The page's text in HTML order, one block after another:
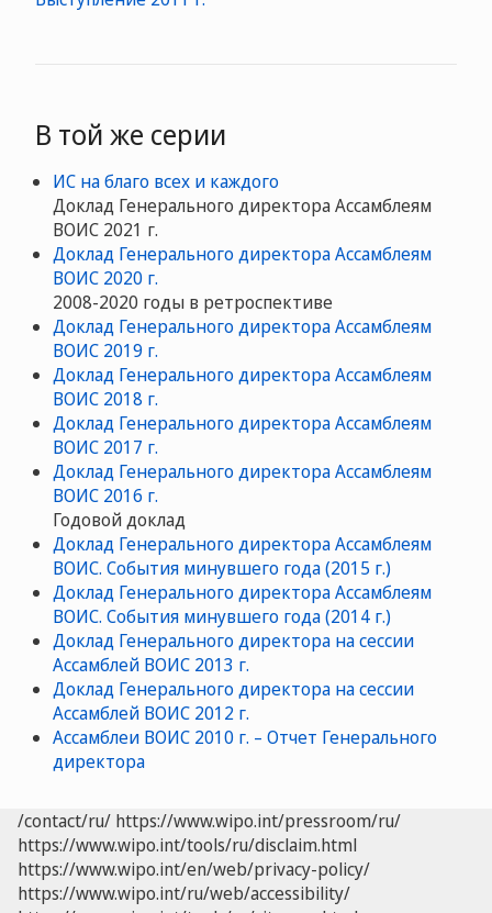
В той же серии
ИС на благо всех и каждого
Доклад Генерального директора Ассамблеям
ВОИС 2021 г.
Доклад Генерального директора Ассамблеям
ВОИС 2020 г.
2008-2020 годы в ретроспективе
Доклад Генерального директора Ассамблеям
ВОИС 2019 г.
Доклад Генерального директора Ассамблеям
ВОИС 2018 г.
Доклад Генерального директора Ассамблеям
ВОИС 2017 г.
Доклад Генерального директора Ассамблеям
ВОИС 2016 г.
Годовой доклад
Доклад Генерального директора Ассамблеям
ВОИС. События минувшего года (2015 г.)
Доклад Генерального директора Ассамблеям
ВОИС. События минувшего года (2014 г.)
Доклад Генерального директора на сессии
Ассамблей ВОИС 2013 г.
Доклад Генерального директора на сессии
Ассамблей ВОИС 2012 г.
Ассамблеи ВОИС 2010 г. – Отчет Генерального
директора
/contact/ru/ https://www.wipo.int/pressroom/ru/
https://www.wipo.int/tools/ru/disclaim.html
https://www.wipo.int/en/web/privacy-policy/
https://www.wipo.int/ru/web/accessibility/